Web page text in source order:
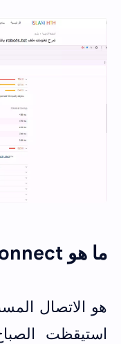
ما هو preconnect؟
هو الاتصال
استيقظت